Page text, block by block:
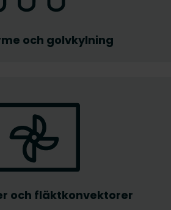
och golvkylning
och fläktkonvektorer